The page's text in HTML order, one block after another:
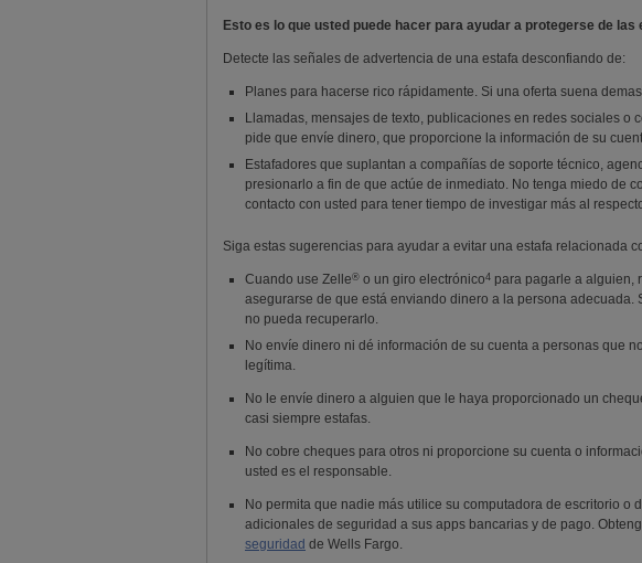
Esto es lo que usted puede hacer para ayudar a protegerse de las
Detecte las señales de advertencia de una estafa desconfiando de:
Planes para hacerse rico rápidamente. Si una oferta suena
Llamadas, mensajes de texto, publicaciones en redes sociales
pide que envíe dinero, que proporcione la información de su
Estafadores que suplantan a compañías de soporte técnico,
presionarlo a fin de que actúe de inmediato. No tenga miedo de
contacto con usted para tener tiempo de investigar más al
Siga estas sugerencias para ayudar a evitar una estafa relacionada
Cuando use Zelle® o un giro electrónico
Nota al pie 4
4 para pagarle a alguien,
asegurarse de que está enviando dinero a la persona
no pueda recuperarlo.
No envíe dinero ni dé información de su cuenta a personas que
legítima.
No le envíe dinero a alguien que le haya proporcionado un
casi siempre estafas.
No cobre cheques para otros ni proporcione su cuenta o
usted es el responsable.
No permita que nadie más utilice su computadora de escritorio
adicionales de seguridad a sus apps bancarias y de pago.
seguridad de Wells Fargo.